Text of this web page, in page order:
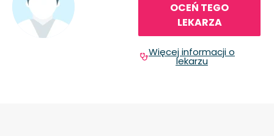
OCEŃ TEGO
LEKARZA
Więcej informacji o
lekarzu